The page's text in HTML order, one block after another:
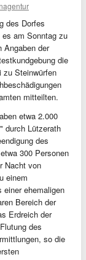
des Dorfes
es am Sonntag zu
Angaben der
die
zu Steinwürfen
mitteilten.
etwa 2.000
durch Lützerath
des
300 Personen
Nacht von
einem
einer ehemaligen
Bereich der
Erdreich der
des
so die